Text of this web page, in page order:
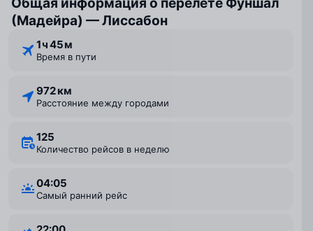
(Мадейра) — Лиссабон
1 ⁠ч 45 ⁠м
Время в пути
972 км
Расстояние между городами
125
Количество рейсов в неделю
04:05
Самый ранний рейс